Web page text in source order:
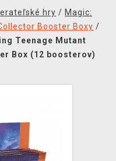
hry / Magic:
Booster Boxy /
Teenage Mutant
Box (12 boosterov)